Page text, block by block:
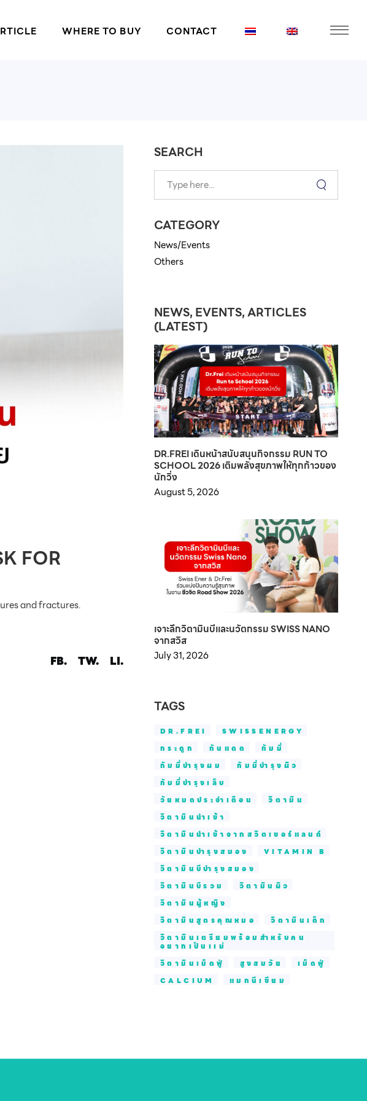
WHERE TO BUY CONTACT
FOR
and fractures.
FB. TW. LI.
SEARCH
CATEGORY
News/Events
Others
NEWS, EVENTS, ARTICLES
(LATEST)
DR.FREI เดินหน้าสนับสนุนกิจกรรม RUN TO
SCHOOL 2026 เติมพลังสุขภาพให้ทุกก้าวของ
นักวิ่ง
August 5, 2026
เจาะลึกวิตามินบีและนวัตกรรม SWISS NANO
จากสวิส
July 31, 2026
TAGS
DR.FREI
SWISSENERGY
กระดูก
กันแดด
กัมมี่
กัมมี่บำรุงผม
กัมมี่บำรุงผิว
กัมมี่บำรุงเล็บ
วัยหมดประจำเดือน
วิตามิน
วิตามินนำเข้า
วิตามินนำเข้าจากสวิตเซอร์แลนด์
วิตามินบำรุงสมอง
VITAMIN B
วิตามินบีบำรุงสมอง
วิตามินบีรวม
วิตามินผิว
วิตามินผู้หญิง
วิตามินสูตรคุณหมอ
วิตามินเด็ก
วิตามินเตรียมพร้อมสำหรับคน
อยากเป็นเเม่
วิตามินเม็ดฟู่
สูงสมวัย
เม็ดฟู่
CALCIUM
แมกนีเซียม